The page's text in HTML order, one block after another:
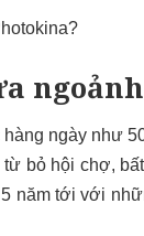
ngày như
bỏ hội chợ,
năm tới với